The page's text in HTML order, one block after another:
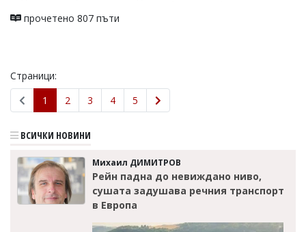
прочетено 807 пъти
Страници:
1
2 3 4 5
ВСИЧКИ НОВИНИ
Михаил ДИМИТРОВ
Рейн падна до невиждано ниво,
сушата задушава речния транспорт
в Европа